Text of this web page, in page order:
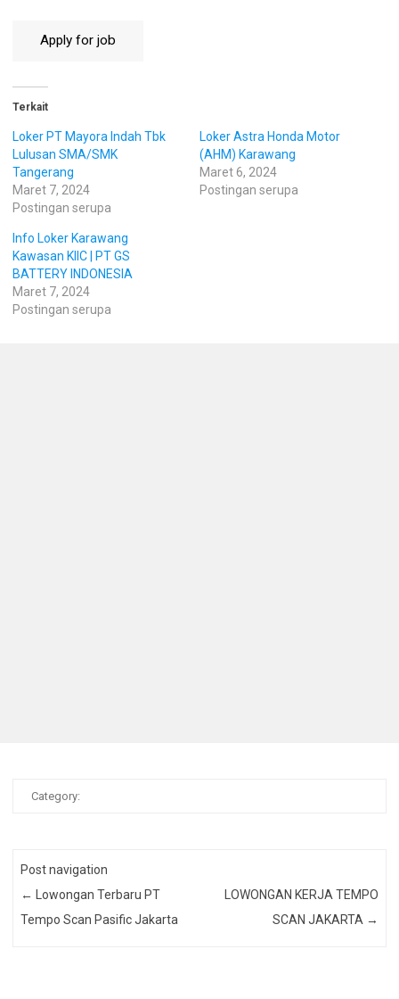
Terkait
Loker PT Mayora Indah Tbk
Lulusan SMA/SMK
Tangerang
Maret 7, 2024
Postingan serupa
Loker Astra Honda Motor
(AHM) Karawang
Maret 6, 2024
Postingan serupa
Info Loker Karawang
Kawasan KIIC | PT GS
BATTERY INDONESIA
Maret 7, 2024
Postingan serupa
Category:
Post navigation
←
Lowongan Terbaru PT
Tempo Scan Pasific Jakarta
LOWONGAN KERJA TEMPO
SCAN JAKARTA →